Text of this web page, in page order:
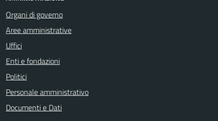
Organi di governo
Aree amministrative
Uffici
Enti e fondazioni
Politici
Personale amministrativo
Documenti e Dati